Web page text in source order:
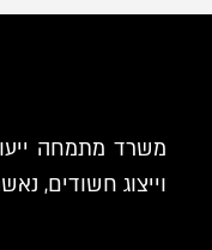
משרד מתמחה
וייצוג חשודים,